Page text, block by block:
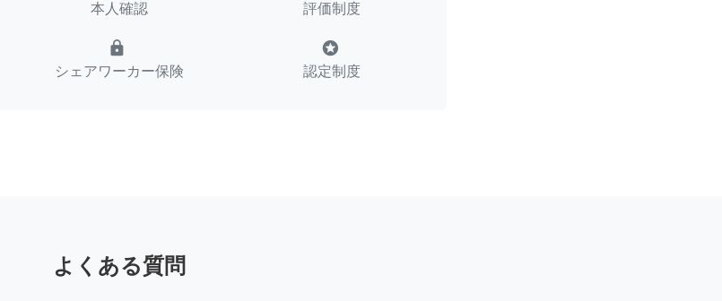
本人確認 評価制度
lock
シェアワーカー保険
stars
認定制度
よくある質問